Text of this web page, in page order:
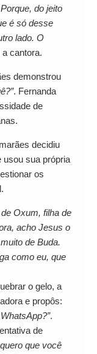
do jeito
é só desse
lado. O
cantora.
demonstrou
. Fernanda
de
decidiu
usou sua própria
os
de Oxum, filha de
acho Jesus o
de Buda.
como eu, que
o gelo, a
e propôs:
.
de
que você